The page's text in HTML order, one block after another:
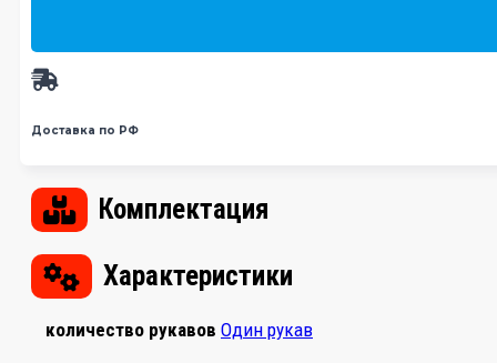
Доставка по РФ
Комплектация
Характеристики
количество рукавов Один рукав